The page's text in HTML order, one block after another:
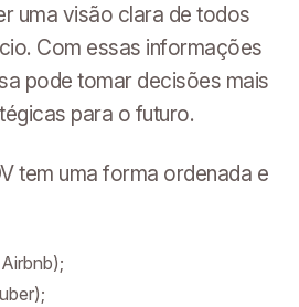
uma visão clara de todos
Com essas informações
pode tomar decisões mais
para o futuro.
tem uma forma ordenada e